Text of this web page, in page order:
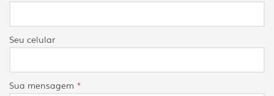
Seu celular
Sua mensagem *